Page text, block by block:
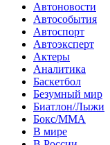
Автоновости
Автособытия
Автоспорт
Автоэксперт
Актеры
Аналитика
Баскетбол
Безумный мир
Биатлон/Лыжи
Бокс/MMA
В мире